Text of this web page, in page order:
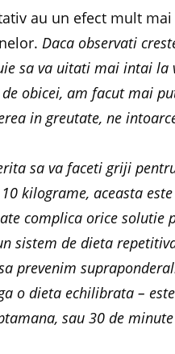
au un efect mult
Daca observati
sa va uitati mai intai la
obicei, am facut mai
in greutate, ne
sa va faceti griji
kilograme, aceasta
complica orice solutie
sistem de dieta
prevenim
o dieta echilibrata –
sau 30 de